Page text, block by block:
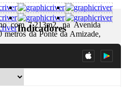
com 7.213m2, na Avenida
metros da Ponte da Amizade,
Indicadores